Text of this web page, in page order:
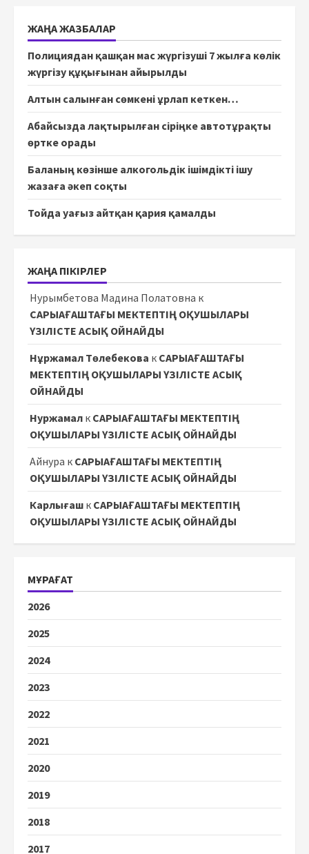
ЖАҢА ЖАЗБАЛАР
Полициядан қашқан мас жүргізуші 7 жылға көлік
жүргізу құқығынан айырылды
Алтын салынған сөмкені ұрлап кеткен…
Абайсызда лақтырылған сіріңке автотұрақты
өртке орады
Баланың көзінше алкогольдік ішімдікті ішу
жазаға әкеп соқты
Тойда уағыз айтқан қария қамалды
ЖАҢА ПІКІРЛЕР
Нурымбетова Мадина Полатовна к
САРЫАҒАШТАҒЫ МЕКТЕПТІҢ ОҚУШЫЛАРЫ
ҮЗІЛІСТЕ АСЫҚ ОЙНАЙДЫ
Нұржамал Төлебекова к САРЫАҒАШТАҒЫ
МЕКТЕПТІҢ ОҚУШЫЛАРЫ ҮЗІЛІСТЕ АСЫҚ
ОЙНАЙДЫ
Нуржамал к САРЫАҒАШТАҒЫ МЕКТЕПТІҢ
ОҚУШЫЛАРЫ ҮЗІЛІСТЕ АСЫҚ ОЙНАЙДЫ
Айнура к САРЫАҒАШТАҒЫ МЕКТЕПТІҢ
ОҚУШЫЛАРЫ ҮЗІЛІСТЕ АСЫҚ ОЙНАЙДЫ
Карлығаш к САРЫАҒАШТАҒЫ МЕКТЕПТІҢ
ОҚУШЫЛАРЫ ҮЗІЛІСТЕ АСЫҚ ОЙНАЙДЫ
МҰРАҒАТ
2026
2025
2024
2023
2022
2021
2020
2019
2018
2017